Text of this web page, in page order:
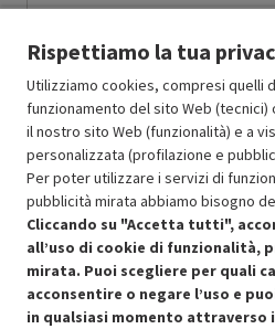
Ricondizionato Prezzo ridotto
190.00a-45%
In Promozione 104.50
Aggiungi
OFFERTE
Risparmio garantito rispetto al
Rispettiamo la tua
Utilizziamo cookies, compresi quelli
funzionamento del sito Web (tecnici)
il nostro sito Web (funzionalità) e a
personalizzata (profilazione e
Per poter utilizzare i servizi di
pubblicità mirata abbiamo bisogno
Cliccando su "Accetta tutti",
all’uso di cookie di funzionalità,
mirata. Puoi scegliere per quali
acconsentire o negare l’uso e
in qualsiasi momento attraverso